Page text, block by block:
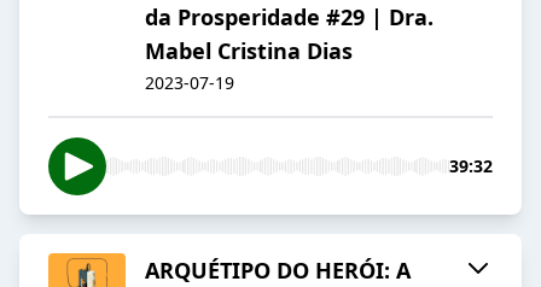
da Prosperidade #29 | Dra.
Mabel Cristina Dias
2023-07-19
39:32
ARQUÉTIPO DO HERÓI: A